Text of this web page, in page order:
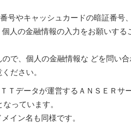
号やキャッシュカードの暗証番号
人の金融情報の入力をお願いする
で、個人の金融情報な どを問い合
ださい。
Ｔデータが運営するＡＮＳＥＲサ
っています。
イン名も同様です。